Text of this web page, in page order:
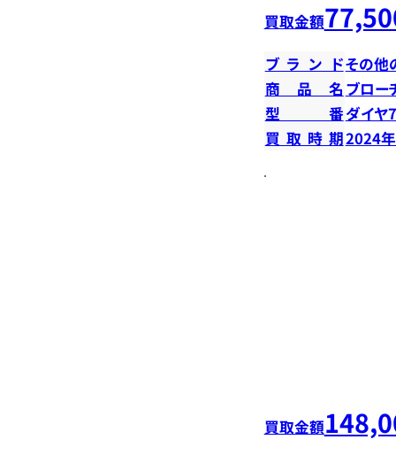
買取金額
ブランドその他
商品名 ブロー
型番ダイヤ
買取時期2024
買取金額